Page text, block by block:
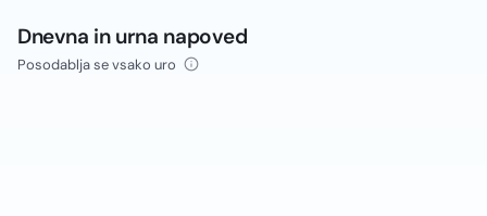
Dnevna in urna napoved
Posodablja se vsako uro